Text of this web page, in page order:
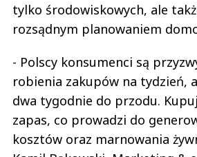
tylko środowiskowych, ale
rozsądnym planowaniem
- Polscy konsumenci są
robienia zakupów na tydzień,
dwa tygodnie do przodu.
zapas, co prowadzi do
kosztów oraz marnowania